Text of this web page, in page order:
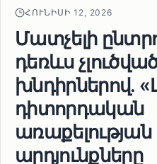
ՀՈՒՆԻՍԻ 12, 2026
Մատչելի
դեռևս
խնդիրներով.
դիտորդական
առաքելության
արդյունքները